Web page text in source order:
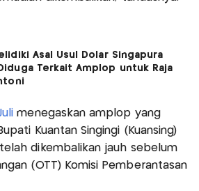
Asal Usul Dolar Singapura
Terkait Amplop untuk Raja
menegaskan amplop yang
Kuantan Singingi (Kuansing)
dikembalikan jauh sebelum
(OTT) Komisi Pemberantasan